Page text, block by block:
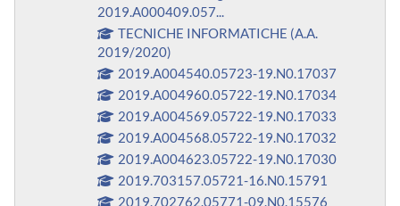
2019.A000409.057...
TECNICHE INFORMATICHE (A.A.
2019/2020)
2019.A004540.05723-19.N0.17037
2019.A004960.05722-19.N0.17034
2019.A004569.05722-19.N0.17033
2019.A004568.05722-19.N0.17032
2019.A004623.05722-19.N0.17030
2019.703157.05721-16.N0.15791
2019.702762.05771-09.N0.15576